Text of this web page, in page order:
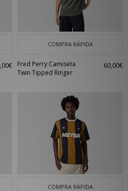
COMPRA RÁPIDA
Fred Perry Camiseta
Twin Tipped Ringer
60,00€
COMPRA RÁPIDA